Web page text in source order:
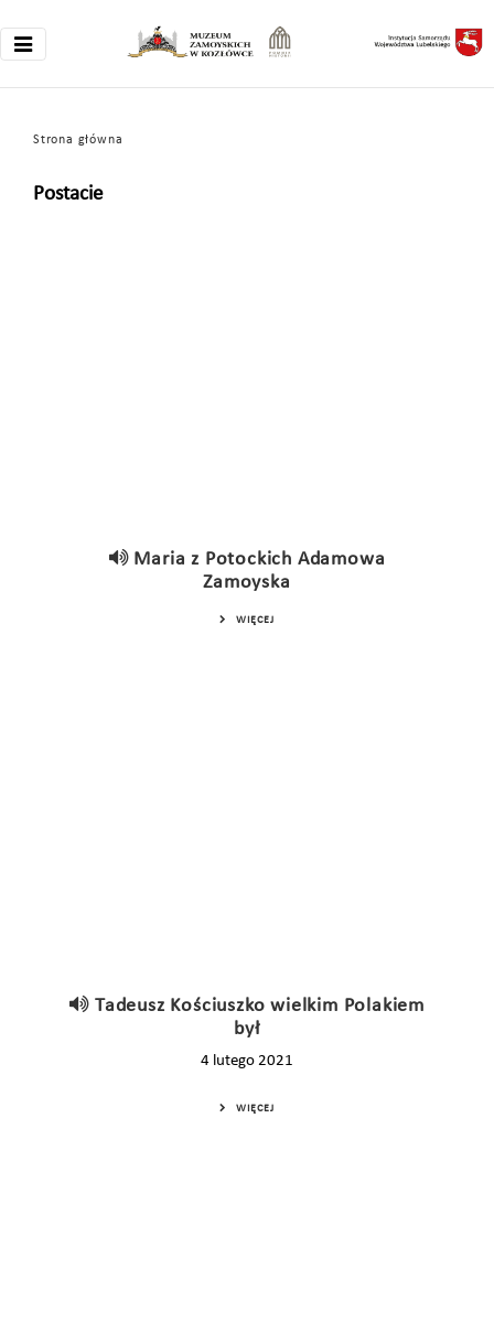
Strona główna
Postacie
Maria z Potockich Adamowa
Zamoyska
WIĘCEJ
Tadeusz Kościuszko wielkim Polakiem
był
4 lutego 2021
WIĘCEJ